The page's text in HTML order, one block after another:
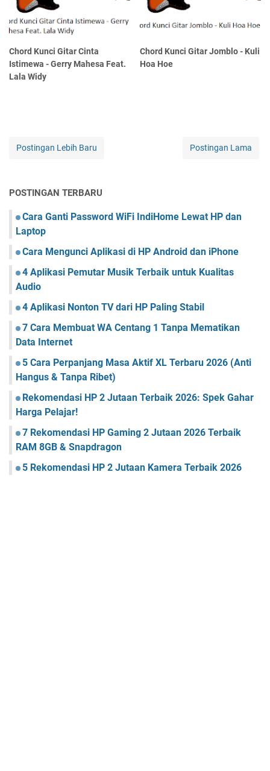
Chord Kunci Gitar Cinta
Istimewa - Gerry Mahesa Feat.
Lala Widy
Chord Kunci Gitar Jomblo - Kuli
Hoa Hoe
Postingan Lebih Baru Postingan Lama
POSTINGAN TERBARU
Cara Ganti Password WiFi IndiHome Lewat HP dan
Laptop
Cara Mengunci Aplikasi di HP Android dan iPhone
4 Aplikasi Pemutar Musik Terbaik untuk Kualitas
Audio
4 Aplikasi Nonton TV dari HP Paling Stabil
7 Cara Membuat WA Centang 1 Tanpa Mematikan
Data Internet
5 Cara Perpanjang Masa Aktif XL Terbaru 2026 (Anti
Hangus & Tanpa Ribet)
Rekomendasi HP 2 Jutaan Terbaik 2026: Spek Gahar
Harga Pelajar!
7 Rekomendasi HP Gaming 2 Jutaan 2026 Terbaik
RAM 8GB & Snapdragon
5 Rekomendasi HP 2 Jutaan Kamera Terbaik 2026